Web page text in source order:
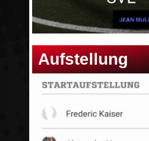
Aufstellung